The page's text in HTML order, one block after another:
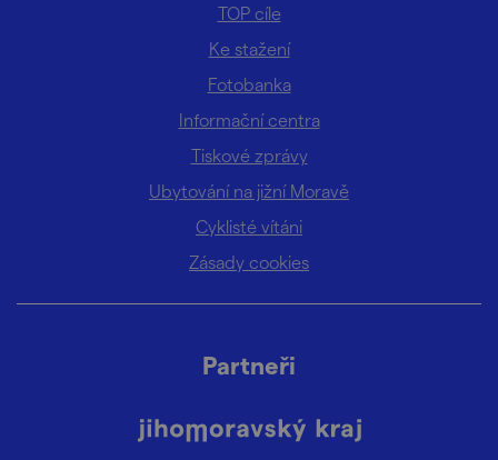
TOP cíle
Ke stažení
Fotobanka
Informační centra
Tiskové zprávy
Ubytování na jižní Moravě
Cyklisté vítáni
Zásady cookies
Partneři